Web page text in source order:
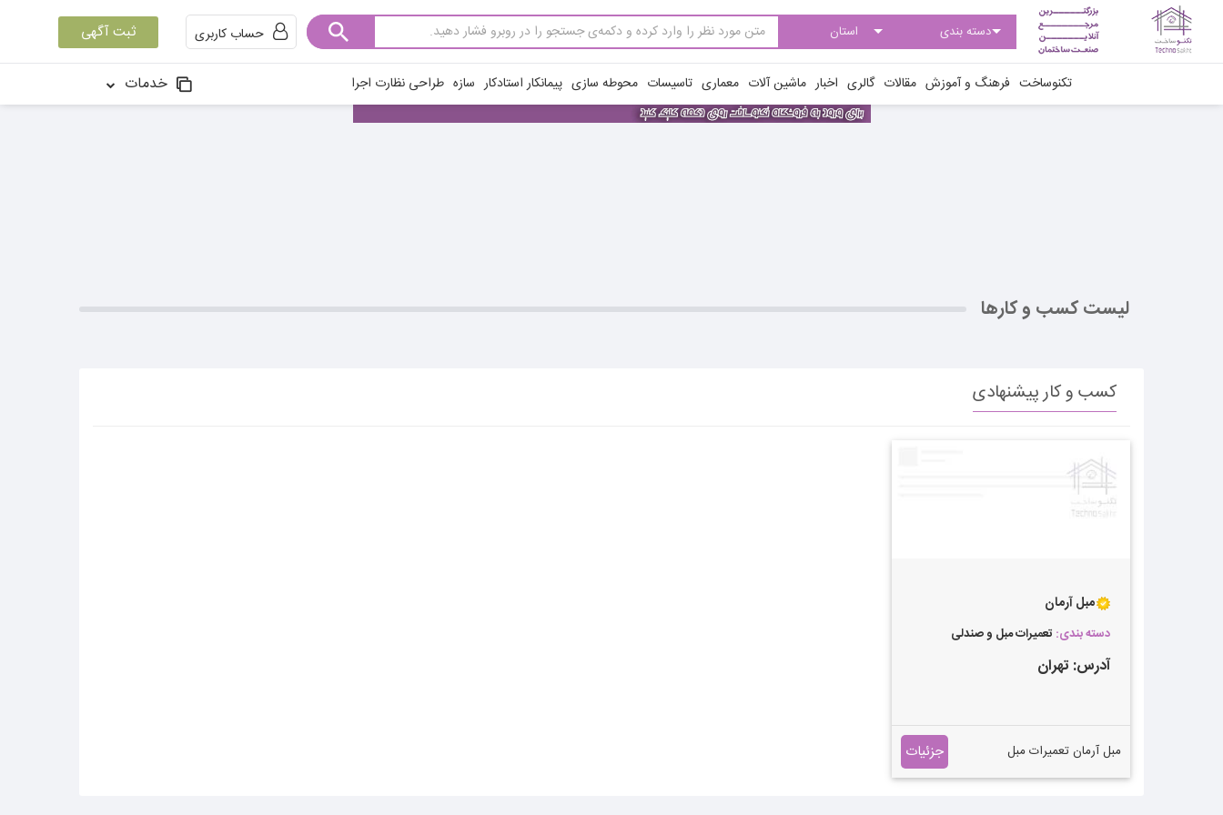
حساب کاربری ثبت آگهی
تکنوساخت فرهنگ و آموزش مقالات گالری اخبار ماشین آلات معماری تاسیسات محوطه سازی پیمانکار استادکار سازه طراحی نظارت اجرا خدمات
لیست کسب و کارها
کسب و کار پیشنهادی
مبل آرمان
دسته بندی: تعمیرات مبل و صندلی
آدرس: تهران
مبل آرمان تعمیرات مبل
جزئیات